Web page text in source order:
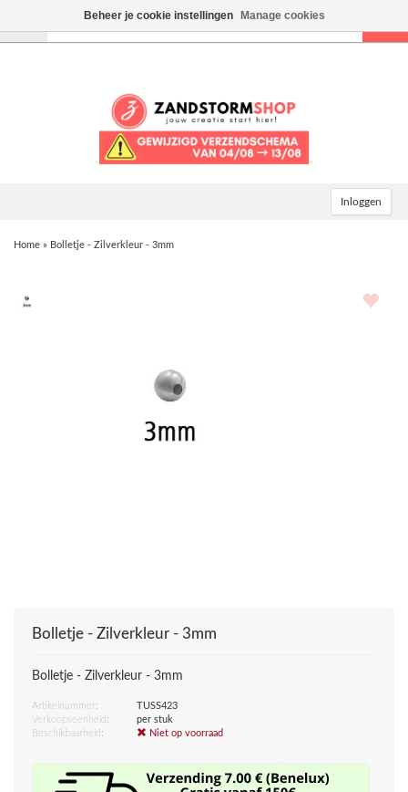
Inloggen
Home » Bolletje - Zilverkleur - 3mm
Bolletje - Zilverkleur - 3mm
Bolletje - Zilverkleur - 3mm
Artikelnummer:
TUSS423
Verkoopseenheid:
per stuk
Beschikbaarheid:
Niet op voorraad
Beheer je cookie instellingen Manage cookies